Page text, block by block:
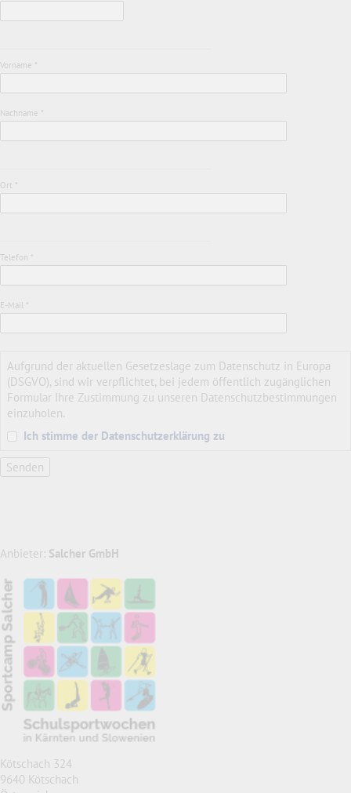
Vorname *
Nachname *
Ort *
Telefon *
E-Mail *
Aufgrund der aktuellen Gesetzeslage zum Datenschutz in Europa
(DSGVO), sind wir verpflichtet, bei jedem öffentlich zugänglichen
Formular Ihre Zustimmung zu unseren Datenschutzbestimmungen
einzuholen.
Ich stimme der Datenschutzerklärung zu
Anbieter: Salcher GmbH
Kötschach 324
9640 Kötschach